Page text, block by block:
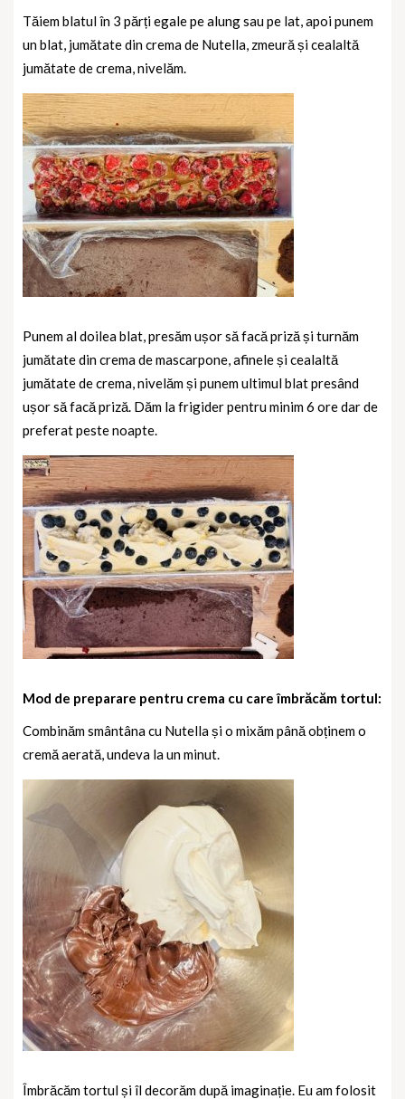
Tăiem blatul în 3 părți egale pe alung sau pe lat, apoi punem
un blat, jumătate din crema de Nutella, zmeură și cealaltă
jumătate de crema, nivelăm.
Punem al doilea blat, presăm ușor să facă priză și turnăm
jumătate din crema de mascarpone, afinele și cealaltă
jumătate de crema, nivelăm și punem ultimul blat presând
ușor să facă priză. Dăm la frigider pentru minim 6 ore dar de
preferat peste noapte.
Mod de preparare pentru crema cu care îmbrăcăm tortul:
Combinăm smântâna cu Nutella și o mixăm până obținem o
cremă aerată, undeva la un minut.
Îmbrăcăm tortul și îl decorăm după imaginație. Eu am folosit